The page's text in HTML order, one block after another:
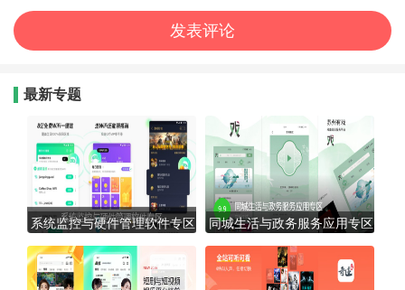
最新专题
系统监控与硬件管理软件专区 同城生活与政务服务应用专区